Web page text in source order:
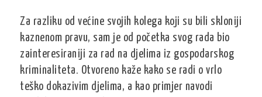
Za razliku od većine svojih kolega koji su bili skloniji
kaznenom pravu, sam je od početka svog rada bio
zainteresiraniji za rad na djelima iz gospodarskog
kriminaliteta. Otvoreno kaže kako se radi o vrlo
teško dokazivim djelima, a kao primjer navodi